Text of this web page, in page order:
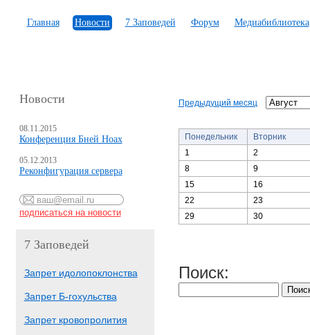
Главная Новости 7 Заповедей Форум Медиабиблиотека
Новости
08.11.2015
Конференция Бней Ноах
05.12.2013
Реконфигурация сервера
7 Заповедей
Запрет идолопоклонства
Запрет Б-гохульства
Запрет кровопролития
Предыдущий месяц
Понедельник
Вторник
1
2
8
9
15
16
22
23
29
30
Поиск: